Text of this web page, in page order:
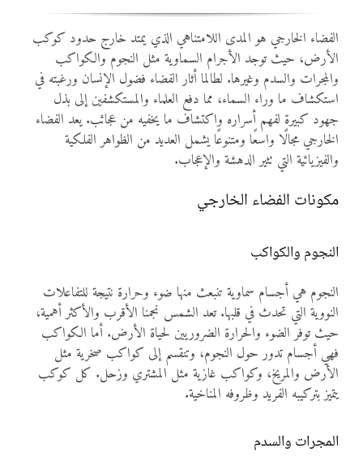
الفضاء الخارجي هو المدى اللامتناهي الذي يمتد خارج حدود كوكب
الأرض، حيث توجد الأجرام السماوية مثل النجوم والكواكب
والمجرات والسدم وغيرها. لطالما أثار الفضاء فضول الإنسان ورغبته في
استكشاف ما وراء السماء، مما دفع العلماء والمستكشفين إلى بذل
جهود كبيرة لفهم أسراره واكتشاف ما يخفيه من عجائب. يعد الفضاء
الخارجي مجالًا واسعًا ومتنوعًا يشمل العديد من الظواهر الفلكية
والفيزيائية التي تثير الدهشة والإعجاب.
مكونات الفضاء الخارجي
النجوم والكواكب
النجوم هي أجسام سماوية تنبعث منها ضوء وحرارة نتيجة للتفاعلات
النووية التي تحدث في قلبها. تعد الشمس نجمنا الأقرب والأكثر أهمية،
حيث توفر الضوء والحرارة الضروريين لحياة الأرض. أما الكواكب
فهي أجسام تدور حول النجوم، وتنقسم إلى كواكب صخرية مثل
الأرض والمريخ، وكواكب غازية مثل المشتري وزحل. كل كوكب
يتميز بتركيبه الفريد وظروفه المناخية.
المجرات والسدم